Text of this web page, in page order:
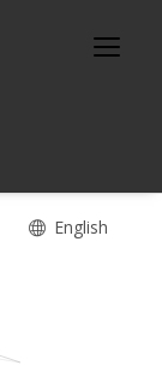
English